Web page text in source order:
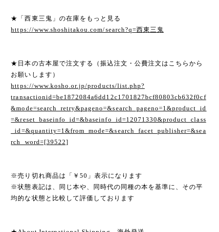
★「西東三鬼」の在庫をもっと見る
https://www.shoshitakou.com/search?q=西東三鬼
★日本の古本屋で注文する（振込注文・公費注文はこちらから
お願いします）
https://www.kosho.or.jp/products/list.php?
transactionid=be1872084a6dd12c1701827bcf80803cb632f0cf
&mode=search_retry&pageno=&search_pageno=1&product_id
=&reset_baseinfo_id=&baseinfo_id=12071330&product_class
_id=&quantity=1&from_mode=&search_facet_publisher=&sea
rch_word=[39522]
※売り切れ商品は「￥50」表示になります
※状態表記は、同じ本や、同時代の同種の本を基準に、その平
均的な状態と比較して評価しております